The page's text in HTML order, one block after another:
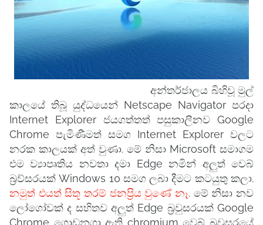
අන්තර්ජාලය බිහිවූ මුල්
කාලයේ තිබූ යුද්ධයෙන් Netscape Navigator පරදා
Internet Explorer ජයගත්තත් පසුකාලීනව Google
Chrome පැමිණීමත් සමග Internet Explorer වලට
නරක කාලයක් අත් වුණා. මේ නිසා Microsoft සමාගම
එම ව්‍යාපෘතිය නවතා දමා Edge නමින් අලුත් වෙබ්
බ්‍රව්සරයක් Windows 10 සමග ලබා දීමට කටයුතු කලා.
නමුත් එයත් සිතූ තරම් ජනප්‍රිය වුණේ නෑ. මේ නිසා නව
ලෝගෝවක් ද සහිතව අලුත් Edge බ්‍රවුසරයක් Google
Chrome ගොඩනගා ඇති chromium වෙබ් බ්‍රවුසරයේ